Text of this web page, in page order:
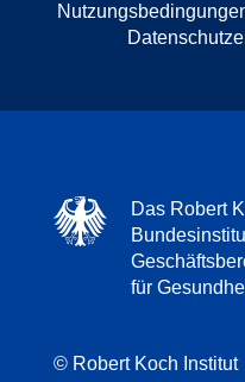
Das Robert
für
© Robert Koch Institut